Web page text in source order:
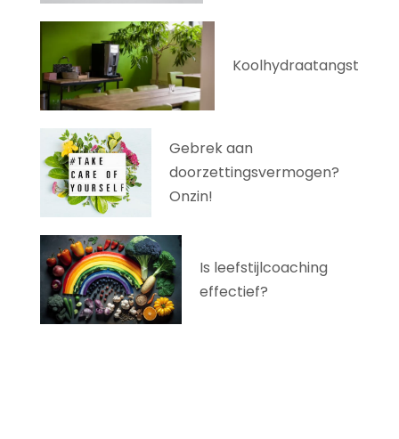
Koolhydraatangst
Gebrek aan
doorzettingsvermogen?
Onzin!
Is leefstijlcoaching
effectief?